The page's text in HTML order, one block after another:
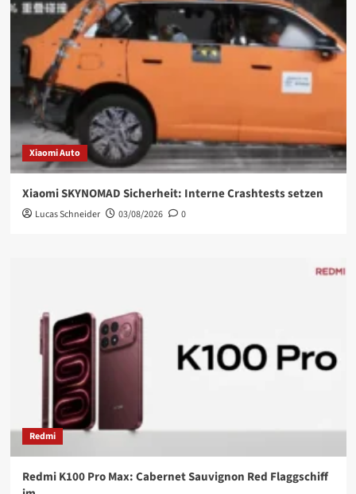
Xiaomi Auto
Xiaomi SKYNOMAD Sicherheit: Interne Crashtests setzen
Lucas Schneider 03/08/2026 0
Redmi
Redmi K100 Pro Max: Cabernet Sauvignon Red Flaggschiff